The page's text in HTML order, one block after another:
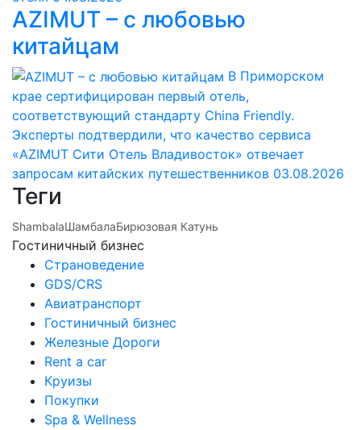
AZIMUT – с любовью
китайцам
В Приморском
крае сертифицирован первый отель,
соответствующий стандарту China Friendly.
Эксперты подтвердили, что качество сервиса
«AZIMUT Сити Отель Владивосток» отвечает
запросам китайских путешественников 03.08.2026
Теги
ShambalaШамбалаБирюзовая Катунь
Гостиничный бизнес
Страноведение
GDS/CRS
Авиатранспорт
Гостиничный бизнес
Железные Дороги
Rent a car
Круизы
Покупки
Spa & Wellness